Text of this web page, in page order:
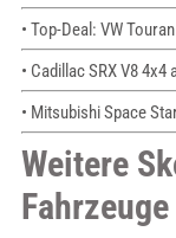
• Top-Deal: VW
• Cadillac SRX V8
• Mitsubishi Space
Weitere
Fahrzeuge